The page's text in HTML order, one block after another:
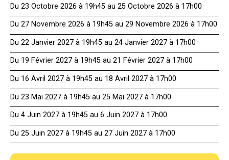
Du 23 Octobre 2026 à 19h45 au 25 Octobre 2026 à 17h00
Du 27 Novembre 2026 à 19h45 au 29 Novembre 2026 à 17h00
Du 22 Janvier 2027 à 19h45 au 24 Janvier 2027 à 17h00
Du 19 Février 2027 à 19h45 au 21 Février 2027 à 17h00
Du 16 Avril 2027 à 19h45 au 18 Avril 2027 à 17h00
Du 23 Mai 2027 à 19h45 au 25 Mai 2027 à 17h00
Du 4 Juin 2027 à 19h45 au 6 Juin 2027 à 17h00
Du 25 Juin 2027 à 19h45 au 27 Juin 2027 à 17h00